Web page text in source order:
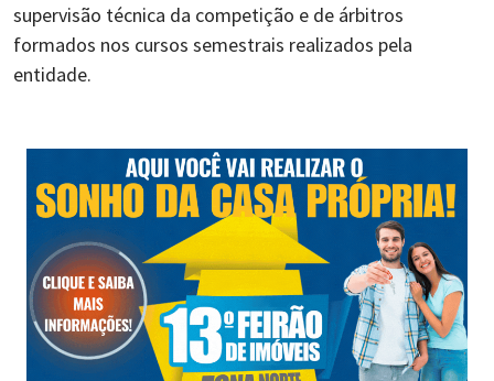
supervisão técnica da competição e de árbitros
formados nos cursos semestrais realizados pela
entidade.